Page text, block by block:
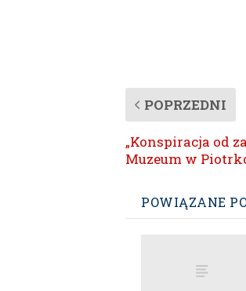
POPRZEDNI
„Konspiracja od
Muzeum w
POWIĄZANE